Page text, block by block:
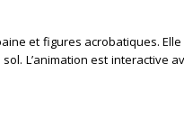
et figures acrobatiques.
L’animation est interactive